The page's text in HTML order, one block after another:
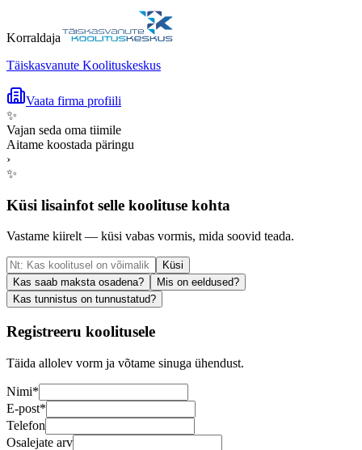
Korraldaja
Täiskasvanute Koolituskeskus
Vaata firma profiili
✨
Vajan seda oma tiimile
Aitame koostada päringu
›
✨
Küsi lisainfot selle koolituse kohta
Vastame kiirelt — küsi vabas vormis, mida soovid teada.
Küsi
Kas saab maksta osadena?
Mis on eeldused?
Kas tunnistus on tunnustatud?
Registreeru koolitusele
Täida allolev vorm ja võtame sinuga ühendust.
Nimi*
E-post*
Telefon
Osalejate arv